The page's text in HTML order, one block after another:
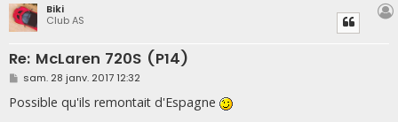
Biki
Club AS
Re: McLaren 720S (P14)
M
s
s
sam. 28 janv. 2017 12:32
Possible qu'ils remontait d'Espagne